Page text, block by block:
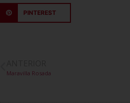
PINTEREST
Maravilla Rosada